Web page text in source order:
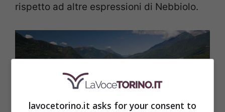
rispetto ad altre espressioni di Nebbiolo.
lavocetorino.it asks for your consent to